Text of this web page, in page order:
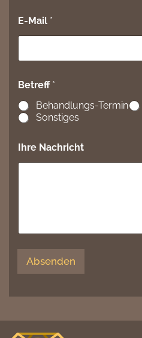
E-Mail *
Betreff *
Behandlungs-Termin
Sonstiges
Ihre Nachricht
Absenden